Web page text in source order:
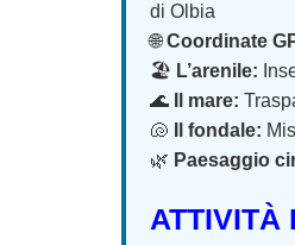
di Olbia
🌐Coordinate
🏖️ L’arenile:
🌊
Il mare:
🐚
Il fondale:
🌿 Paesaggio
ATTIVITÀ